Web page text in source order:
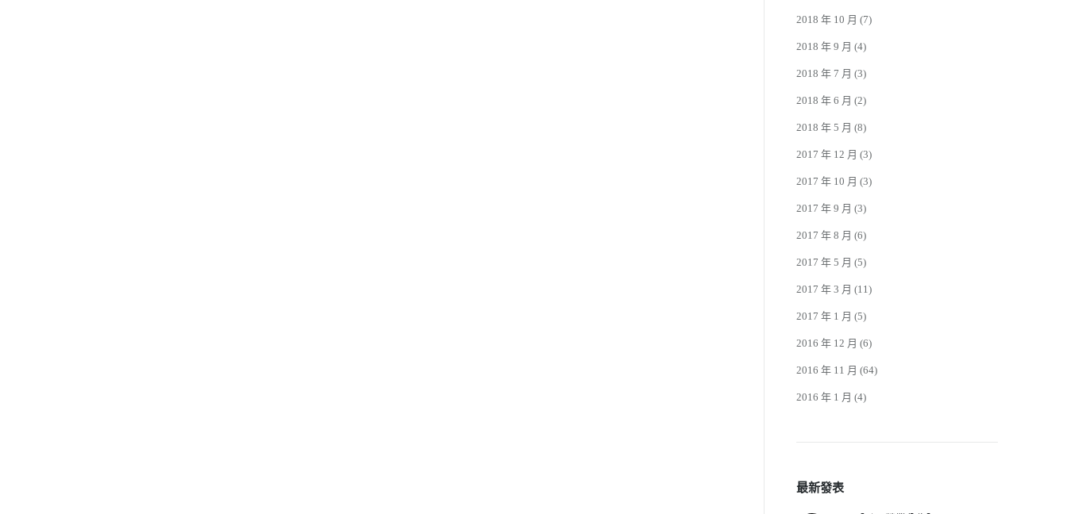
2018 年 10 月 (7)
2018 年 9 月 (4)
2018 年 7 月 (3)
2018 年 6 月 (2)
2018 年 5 月 (8)
2017 年 12 月 (3)
2017 年 10 月 (3)
2017 年 9 月 (3)
2017 年 8 月 (6)
2017 年 5 月 (5)
2017 年 3 月 (11)
2017 年 1 月 (5)
2016 年 12 月 (6)
2016 年 11 月 (64)
2016 年 1 月 (4)
最新發表